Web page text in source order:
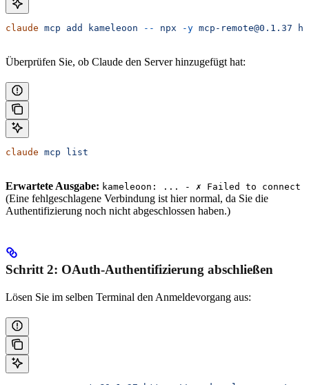
claude mcp add kameleoon -- npx -y mcp-remote@0.1.37
Überprüfen Sie, ob Claude den Server hinzugefügt hat:
claude mcp list
Erwartete Ausgabe: kameleoon: ... - ✗ Failed to connect
(Eine fehlgeschlagene Verbindung ist hier normal, da Sie die
Authentifizierung noch nicht abgeschlossen haben.)
Schritt 2: OAuth-Authentifizierung abschließen
Lösen Sie im selben Terminal den Anmeldevorgang aus: